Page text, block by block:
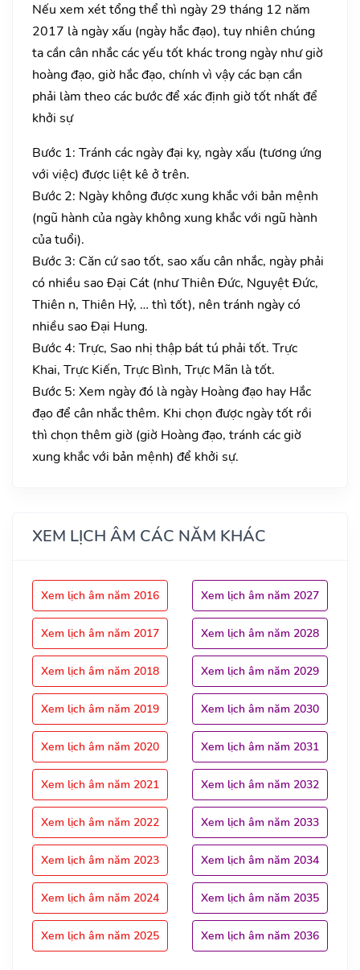
Nếu xem xét tổng thể thì ngày 29 tháng 12 năm
2017 là ngày xấu (ngày hắc đạo), tuy nhiên chúng
ta cần cân nhắc các yếu tốt khác trong ngày như giờ
hoàng đạo, giờ hắc đạo, chính vì vậy các bạn cần
phải làm theo các bước để xác định giờ tốt nhất để
khởi sự
Bước 1: Tránh các ngày đại kỵ, ngày xấu (tương ứng
với việc) được liệt kê ở trên.
Bước 2: Ngày không được xung khắc với bản mệnh
(ngũ hành của ngày không xung khắc với ngũ hành
của tuổi).
Bước 3: Căn cứ sao tốt, sao xấu cân nhắc, ngày phải
có nhiều sao Đại Cát (như Thiên Đức, Nguyệt Đức,
Thiên n, Thiên Hỷ, … thì tốt), nên tránh ngày có
nhiều sao Đại Hung.
Bước 4: Trực, Sao nhị thập bát tú phải tốt. Trực
Khai, Trực Kiến, Trực Bình, Trực Mãn là tốt.
Bước 5: Xem ngày đó là ngày Hoàng đạo hay Hắc
đạo để cân nhắc thêm. Khi chọn được ngày tốt rồi
thì chọn thêm giờ (giờ Hoàng đạo, tránh các giờ
xung khắc với bản mệnh) để khởi sự.
XEM LỊCH ÂM CÁC NĂM KHÁC
Xem lịch âm năm 2016
Xem lịch âm năm 2017
Xem lịch âm năm 2018
Xem lịch âm năm 2019
Xem lịch âm năm 2020
Xem lịch âm năm 2021
Xem lịch âm năm 2022
Xem lịch âm năm 2023
Xem lịch âm năm 2024
Xem lịch âm năm 2025
Xem lịch âm năm 2027
Xem lịch âm năm 2028
Xem lịch âm năm 2029
Xem lịch âm năm 2030
Xem lịch âm năm 2031
Xem lịch âm năm 2032
Xem lịch âm năm 2033
Xem lịch âm năm 2034
Xem lịch âm năm 2035
Xem lịch âm năm 2036